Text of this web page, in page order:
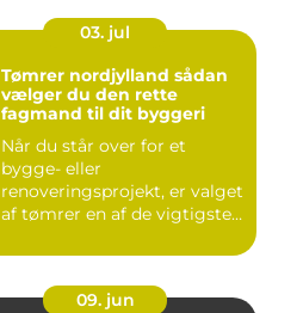
03. jul
Tømrer nordjylland sådan
vælger du den rette
fagmand til dit byggeri
Når du står over for et
bygge- eller
renoveringsprojekt, er valget
af tømrer en af de vigtigste
09. jun